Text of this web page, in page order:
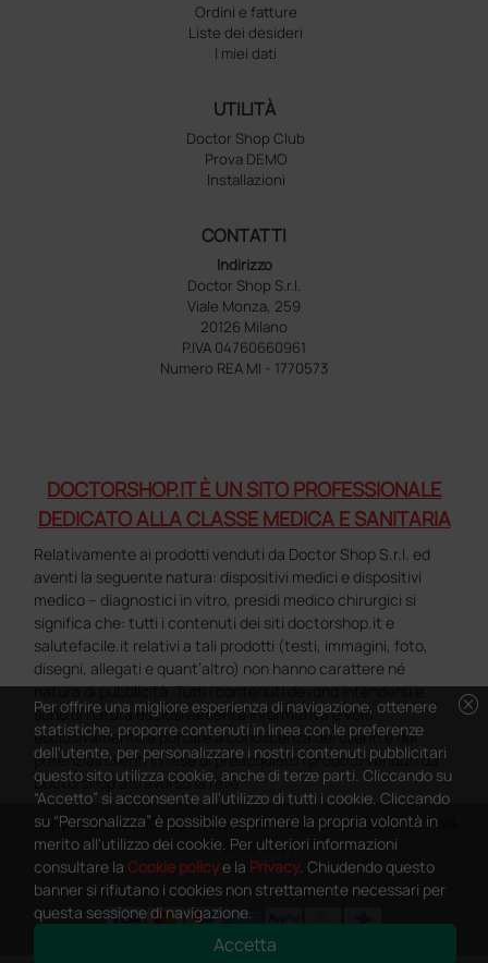
Ordini e fatture
Liste dei desideri
I miei dati
UTILITÀ
Doctor Shop Club
Prova DEMO
Installazioni
CONTATTI
Indirizzo
Doctor Shop S.r.l.
Viale Monza, 259
20126 Milano
P.IVA 04760660961
Numero REA MI - 1770573
DOCTORSHOP.IT È UN SITO PROFESSIONALE
DEDICATO ALLA CLASSE MEDICA E SANITARIA
Relativamente ai prodotti venduti da Doctor Shop S.r.l. ed
aventi la seguente natura: dispositivi medici e dispositivi
medico – diagnostici in vitro, presidi medico chirurgici si
significa che: tutti i contenuti dei siti doctorshop.it e
salutefacile.it relativi a tali prodotti (testi, immagini, foto,
disegni, allegati e quant’altro) non hanno carattere né
natura di pubblicità. Tutti i contenuti devono intendersi e
sono di natura esclusivamente informativa e volti
esclusivamente a portare a conoscenza dei clienti e dei
potenziali clienti in fase di preacquisto i prodotti venduti da
Doctorshop attraverso la rete.
Copyright DoctorShop 2005-2026 - Tutti diritti riservati - P.IVA
04760660961
cancel
Per offrire una migliore esperienza di navigazione, ottenere
statistiche, proporre contenuti in linea con le preferenze
dell'utente, per personalizzare i nostri contenuti pubblicitari
questo sito utilizza cookie, anche di terze parti. Cliccando su
“Accetto” si acconsente all'utilizzo di tutti i cookie. Cliccando
su “Personalizza” è possibile esprimere la propria volontà in
merito all'utilizzo dei cookie. Per ulteriori informazioni
consultare la Cookie policye la Privacy. Chiudendo questo
banner si rifiutano i cookies non strettamente necessari per
questa sessione di navigazione.
Accetta